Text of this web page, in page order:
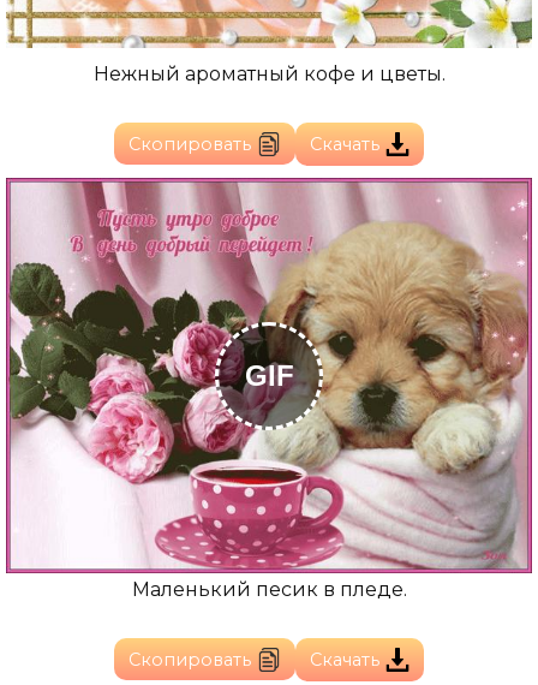
Нежный ароматный кофе и цветы.
Скопировать Скачать
GIF
Маленький песик в пледе.
Скопировать Скачать